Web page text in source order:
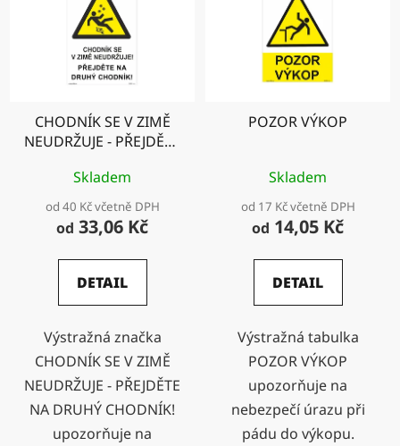
CHODNÍK SE V ZIMĚ
NEUDRŽUJE - PŘEJDĚTE
Skladem
od 40 Kč včetně DPH
od 33,06 Kč
DETAIL
Výstražná značka
CHODNÍK SE V ZIMĚ
NEUDRŽUJE - PŘEJDĚTE
NA DRUHÝ CHODNÍK!
upozorňuje na
POZOR VÝKOP
Skladem
od 17 Kč včetně DPH
od 14,05 Kč
DETAIL
Výstražná tabulka
POZOR VÝKOP
upozorňuje na
nebezpečí úrazu při
pádu do výkopu.